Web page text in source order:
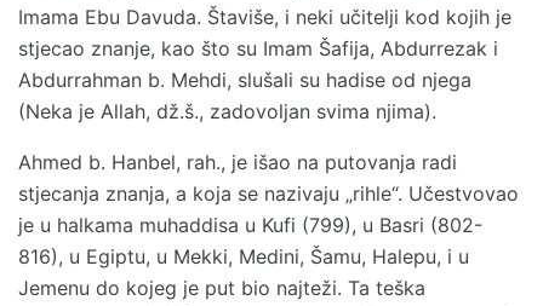
Imama Ebu Davuda. Štaviše, i neki učitelji kod kojih je
stjecao znanje, kao što su Imam Šafija, Abdurrezak i
Abdurrahman b. Mehdi, slušali su hadise od njega
(Neka je Allah, dž.š., zadovoljan svima njima).
Ahmed b. Hanbel, rah., je išao na putovanja radi
stjecanja znanja, a koja se nazivaju „rihle“. Učestvovao
je u halkama muhaddisa u Kufi (799), u Basri (802-
816), u Egiptu, u Mekki, Medini, Šamu, Halepu, i u
Jemenu do kojeg je put bio najteži. Ta teška